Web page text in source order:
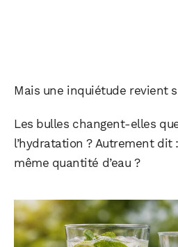
Mais une inquiétude revient
Les bulles changent-elles
l’hydratation ? Autrement
même quantité d’eau ?